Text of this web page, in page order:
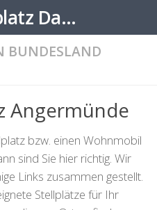
Wohnmobil Stellplatz Datenbank
BUNDESLAND
Angermünde
bzw. einen Wohnmobil
sind Sie hier richtig. Wir
Links zusammen gestellt.
Stellplätze für Ihr